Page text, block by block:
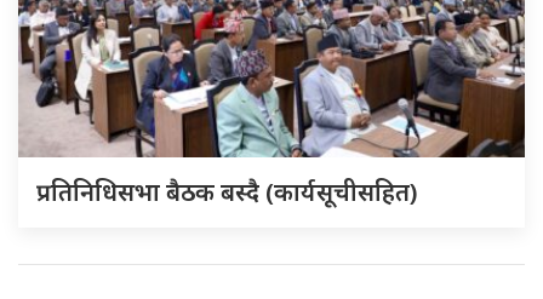
प्रतिनिधिसभा बैठक बस्दै (कार्यसूचीसहित)